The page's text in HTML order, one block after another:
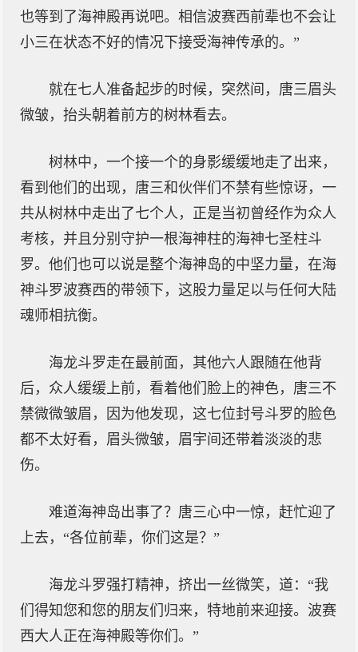
也等到了海神殿再说吧。相信波赛西前辈也不会让
小三在状态不好的情况下接受海神传承的。”
就在七人准备起步的时候，突然间，唐三眉头
微皱，抬头朝着前方的树林看去。
树林中，一个接一个的身影缓缓地走了出来，
看到他们的出现，唐三和伙伴们不禁有些惊讶，一
共从树林中走出了七个人，正是当初曾经作为众人
考核，并且分别守护一根海神柱的海神七圣柱斗
罗。他们也可以说是整个海神岛的中坚力量，在海
神斗罗波赛西的带领下，这股力量足以与任何大陆
魂师相抗衡。
海龙斗罗走在最前面，其他六人跟随在他背
后，众人缓缓上前，看着他们脸上的神色，唐三不
禁微微皱眉，因为他发现，这七位封号斗罗的脸色
都不太好看，眉头微皱，眉宇间还带着淡淡的悲
伤。
难道海神岛出事了？唐三心中一惊，赶忙迎了
上去，“各位前辈，你们这是？”
海龙斗罗强打精神，挤出一丝微笑，道：“我
们得知您和您的朋友们归来，特地前来迎接。波赛
西大人正在海神殿等你们。”